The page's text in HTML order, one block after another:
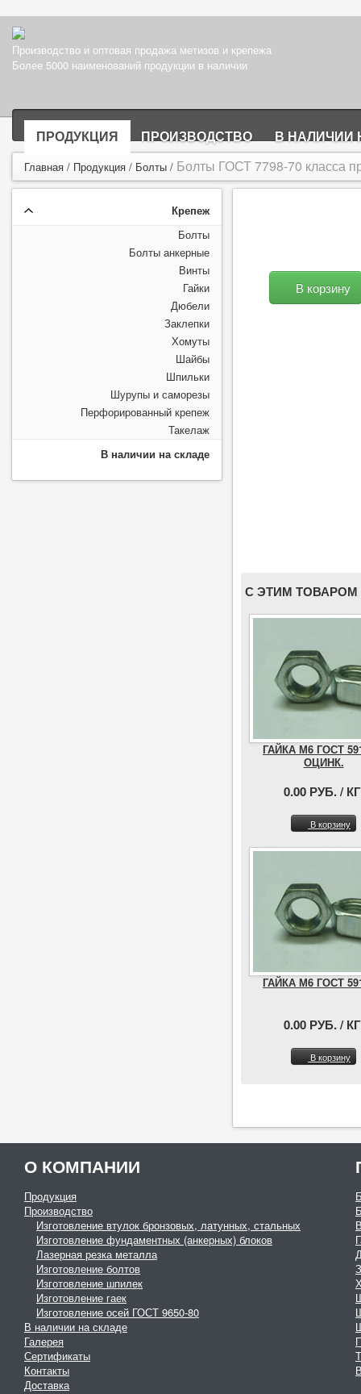
Производство и оптовая продажа метизов и крепежа
Более 5000 наименований продукции в наличии
ПРОДУКЦИЯ ПРОИЗВОДСТВО В НАЛИЧИИ
Главная / Продукция / Болты / Болты ГОСТ 7798-70 класса
Крепеж
Болты
Болты анкерные
Винты
Гайки
Дюбели
Заклепки
Хомуты
Шайбы
Шпильки
Шурупы и саморезы
Перфорированный крепеж
Такелаж
В наличии на складе
В корзину
С ЭТИМ
ГАЙКА М6 ГОСТ
ОЦИНК.
0.00 РУБ. /
В корзину
ГАЙКА М6 ГОСТ
0.00 РУБ. /
В корзину
О КОМПАНИИ
Продукция
Производство
Изготовление втулок бронзовых, латунных, стальных
Изготовление фундаментных (анкерных) блоков
Лазерная резка металла
Изготовление болтов
Изготовление шпилек
Изготовление гаек
Изготовление осей ГОСТ 9650-80
В наличии на складе
Галерея
Сертификаты
Контакты
Доставка